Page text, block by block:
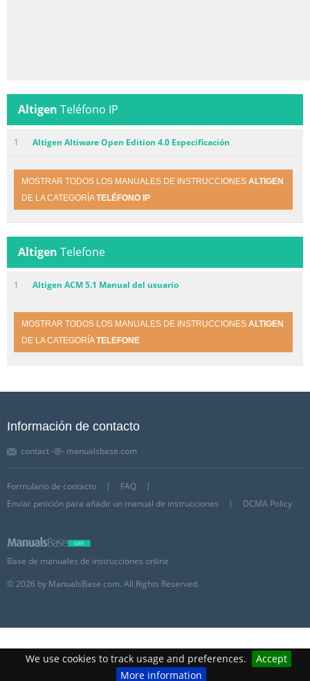
We use cookies to track usage and preferences.
Accept
More information
Altigen Teléfono IP
1 Altigen Altiware Open Edition 4.0 Especificación
MOSTRAR TODOS LOS MANUALES DE INSTRUCCIONES ALTIGEN
DE LA CATEGORÍATELÉFONO IP
Altigen Telefone
1 Altigen ACM 5.1 Manual del usuario
MOSTRAR TODOS LOS MANUALES DE INSTRUCCIONES ALTIGEN
DE LA CATEGORÍATELEFONE
Información de contacto
contact -@- manualsbase.com
Formulario de contacto
FAQ
Enviar petición para añadir un manual de instrucciones
DCMA Policy
Base de manuales de instrucciones online
© 2026 by ManualsBase.com. All Rights Reserved.